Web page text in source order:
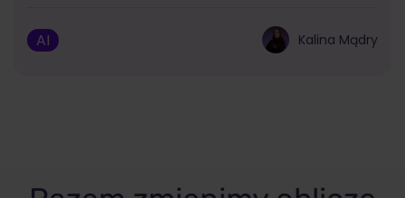
AI Kalina Mądry